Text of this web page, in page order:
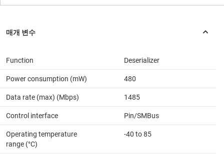
Function Deserializer
Power consumption (mW) 480
Data rate (max) (Mbps) 1485
Control interface Pin/SMBus
Operating temperature
range (°C)
-40 to 85